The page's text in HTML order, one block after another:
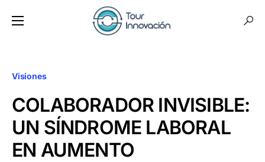
Visiones
COLABORADOR INVISIBLE:
UN SÍNDROME LABORAL
EN AUMENTO